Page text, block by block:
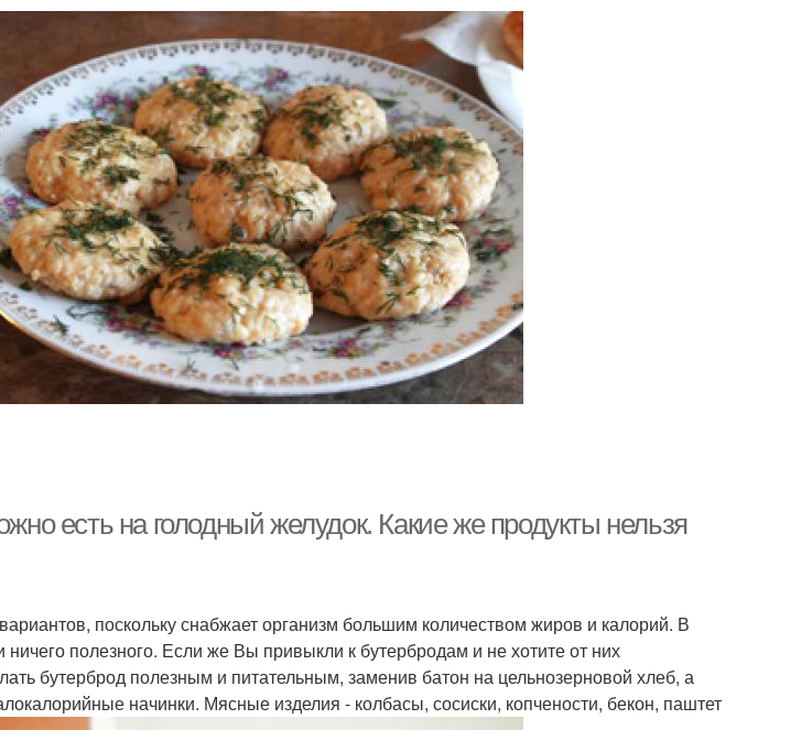
есть на голодный желудок. Какие же продукты нельзя
поскольку снабжает организм большим количеством жиров и калорий. В
ничего полезного. Если же Вы привыкли к бутербродам и не хотите от них
бутерброд полезным и питательным, заменив батон на цельнозерновой хлеб, а
начинки. Мясные изделия - колбасы, сосиски, копчености, бекон, паштет